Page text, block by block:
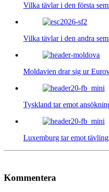
Vilka tävlar i den första
Vilka tävlar i den andra
Moldavien drar sig ur
Tyskland tar emot
Luxemburg tar emot
Kommentera